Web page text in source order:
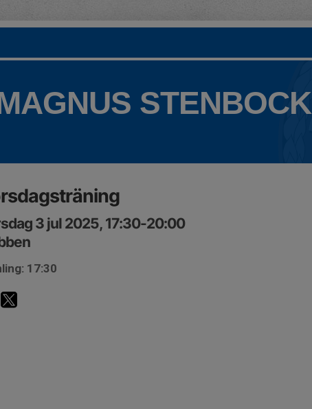
STENBOCK
3 jul 2025, 17:30-20:00
17:30